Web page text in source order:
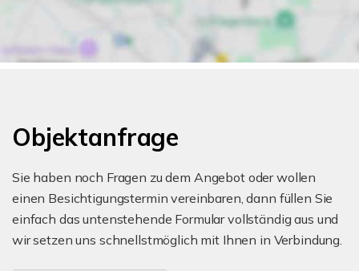
Objektanfrage
Sie haben noch Fragen zu dem Angebot oder wollen
einen Besichtigungstermin vereinbaren, dann füllen Sie
einfach das untenstehende Formular vollständig aus und
wir setzen uns schnellstmöglich mit Ihnen in Verbindung.